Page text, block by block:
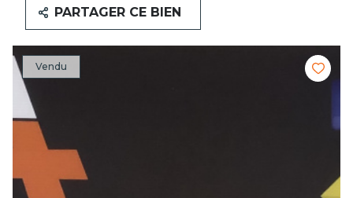
PARTAGER CE BIEN
Vendu